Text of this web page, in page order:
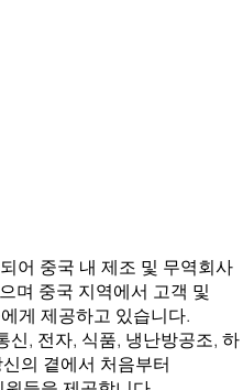
어 중국 내 제조 및 무역회사
며 중국 지역에서 고객 및
게 제공하고 있습니다.
신, 전자, 식품, 냉난방공조, 하
의 곁에서 처음부터